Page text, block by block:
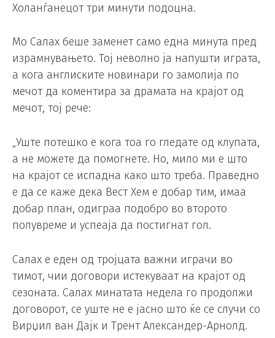
Холанѓанецот три минути подоцна.
Мо Салах беше заменет само една минута пред
израмнувањето. Тој неволно ја напушти играта,
а кога англиските новинари го замолија по
мечот да коментира за драмата на крајот од
мечот, тој рече:
„Уште потешко е кога тоа го гледате од клупата,
а не можете да помогнете. Но, мило ми е што
на крајот се испадна како што треба. Праведно
е да се каже дека Вест Хем е добар тим, имаа
добар план, одиграа подобро во второто
полувреме и успеаја да постигнат гол.
Салах е еден од тројцата важни играчи во
тимот, чии договори истекуваат на крајот од
сезоната. Салах минатата недела го продолжи
договорот, се уште не е јасно што ќе се случи со
Вирџил ван Дајк и Трент Александер-Арнолд.